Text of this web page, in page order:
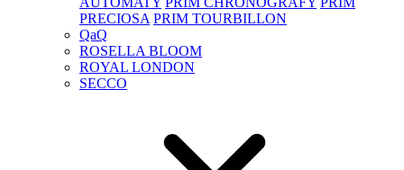
PRECIOSA PRIM TOURBILLON
QaQ
ROSELLA BLOOM
ROYAL LONDON
SECCO